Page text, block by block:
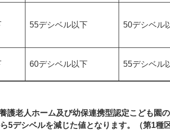
55デシベル以下 50デシベル
60デシベル以下 55デシベル
護老人ホーム及び幼保連携型認定こども園
5デシベルを減じた値となります。（第1種